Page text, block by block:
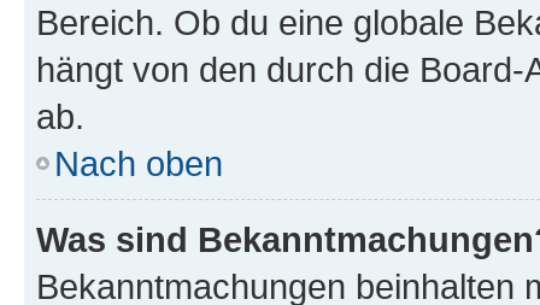
Bereich. Ob du eine globale
hängt von den durch die
ab.
Nach oben
Was sind
Bekanntmachungen beinhalten